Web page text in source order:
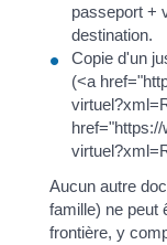
passeport +
destination.
Copie d'un
(<a
Aucun autre
famille) ne peut
frontière, y